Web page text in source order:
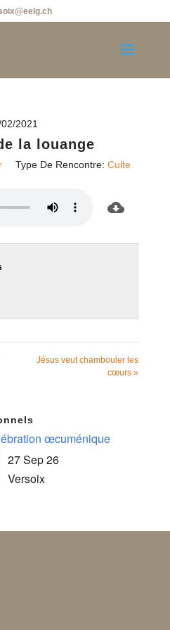
2021
la louange
Type De Rencontre: Culte
Jésus veut chambouler les
cœurs »
œcuménique
27 Sep 26
Versoix